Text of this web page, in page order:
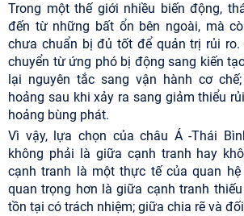
Trong một thế giới nhiều biến động,
đến từ những bất ổn bên ngoài, mà
chưa chuẩn bị đủ tốt để quản trị rủi
chuyển từ ứng phó bị động sang kiến
lại nguyên tắc sang vận hành cơ
hoảng sau khi xảy ra sang giảm thiểu
hoảng bùng phát.
Vì vậy, lựa chọn của châu Á -Thái
không phải là giữa cạnh tranh hay
cạnh tranh là một thực tế của quan
quan trọng hơn là giữa cạnh tranh
tồn tại có trách nhiệm; giữa chia rẽ và